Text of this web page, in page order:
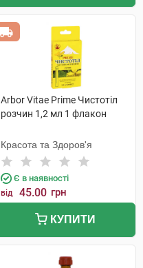
Arbor Vitae Prime Чистотіл
розчин 1,2 мл 1 флакон
Красота та Здоров'я
Є в наявності
від 45.00 грн
КУПИТИ